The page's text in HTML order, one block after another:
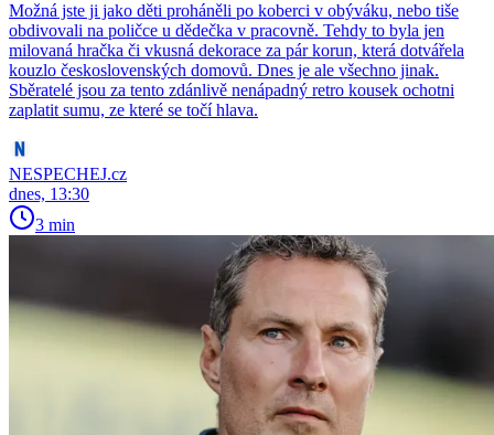
Možná jste ji jako děti proháněli po koberci v obýváku, nebo tiše
obdivovali na poličce u dědečka v pracovně. Tehdy to byla jen
milovaná hračka či vkusná dekorace za pár korun, která dotvářela
kouzlo československých domovů. Dnes je ale všechno jinak.
Sběratelé jsou za tento zdánlivě nenápadný retro kousek ochotni
zaplatit sumu, ze které se točí hlava.
NESPECHEJ.cz
dnes, 13:30
3 min